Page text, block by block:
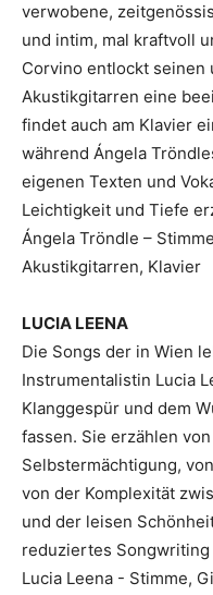
verwobene,
und intim, mal kraftvoll
Corvino entlockt
Akustikgitarren eine
findet auch am Klavier
während Ángela
eigenen Texten und
Leichtigkeit und Tiefe
Ángela Tröndle –
Akustikgitarren, Klavier
LUCIA LEENA
Die Songs der in Wien
Instrumentalistin Lucia
Klanggespür und dem
fassen. Sie erzählen
Selbstermächtigung,
von der Komplexität
und der leisen
reduziertes
Lucia Leena - Stimme,